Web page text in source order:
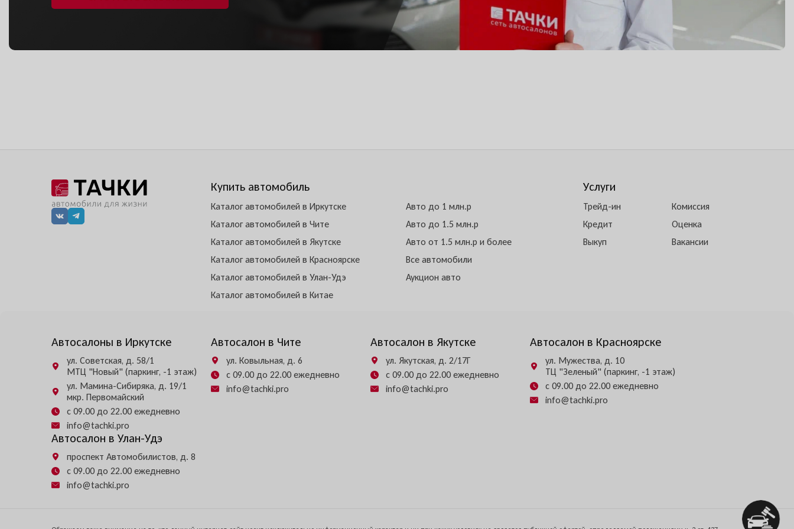
Купить автомобиль
Каталог автомобилей в Иркутске
Каталог автомобилей в Чите
Каталог автомобилей в Якутске
Каталог автомобилей в Красноярске
Каталог автомобилей в Улан-Удэ
Каталог автомобилей в Китае
Авто до 1 млн.р
Авто до 1.5 млн.р
Авто от 1.5 млн.р и более
Все автомобили
Аукцион авто
Услуги
Трейд-ин
Кредит
Выкуп
Комиссия
Оценка
Вакансии
Автосалоны в Иркутске
ул. Советская, д. 58/1
МТЦ "Новый" (паркинг, -1 этаж)
ул. Мамина-Сибиряка, д. 19/1
мкр. Первомайский
с 09.00 до 22.00 ежедневно
info@tachki.pro
Автосалон в Чите
ул. Ковыльная, д. 6
с 09.00 до 22.00 ежедневно
info@tachki.pro
Автосалон в Якутске
ул. Якутская, д. 2/17Г
с 09.00 до 22.00 ежедневно
info@tachki.pro
Автосалон в Красноярске
ул. Мужества, д. 10
ТЦ "Зеленый" (паркинг, -1 этаж)
с 09.00 до 22.00 ежедневно
info@tachki.pro
Автосалон в Улан-Удэ
проспект Автомобилистов, д. 8
с 09.00 до 22.00 ежедневно
info@tachki.pro